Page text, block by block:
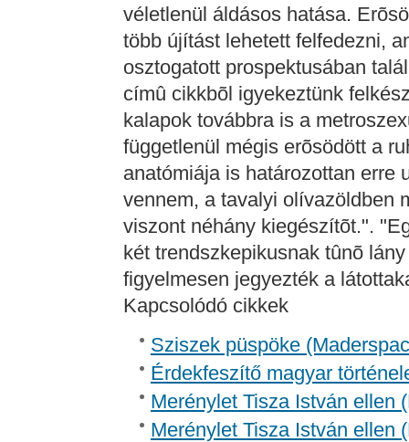
véletlenül áldásos hatása.
több újítást lehetett felfedezni,
osztogatott prospektusában
címû cikkbõl igyekeztünk
kalapok továbbra is a
függetlenül mégis erõsödött a
anatómiája is határozottan erre
vennem, a tavalyi olívazöldben
viszont néhány kiegészítõt.".
két trendszkepikusnak tûnõ
figyelmesen jegyezték a
Kapcsolódó cikkek
Sziszek püspöke
Érdekfeszítő magyar
Merénylet Tisza István ellen
Merénylet Tisza István ellen